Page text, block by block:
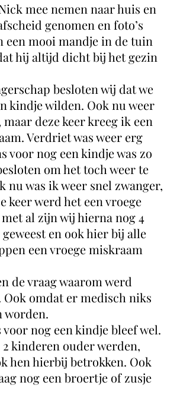
mee nemen naar huis en
genomen en foto’s
een mooi mandje in de tuin
hij altijd dicht bij het gezin
besloten wij dat we
kindje wilden. Ook nu weer
deze keer kreeg ik een
Verdriet was weer erg
voor nog een kindje was zo
om het toch weer te
nu was ik weer snel zwanger,
keer werd het een vroege
al zijn wij hierna nog 4
en ook hier bij alle
een vroege miskraam
de vraag waarom werd
Ook omdat er medisch niks
worden.
voor nog een kindje bleef wel.
2 kinderen ouder werden,
hen hierbij betrokken. Ook
nog een broertje of zusje